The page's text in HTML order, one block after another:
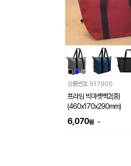
상품번호 517900
프라임 빅마켓백2(중)
(460x170x290mm)
6,070원 ~